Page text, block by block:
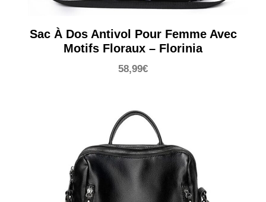
Sac À Dos Antivol Pour Femme Avec
Motifs Floraux – Florinia
58,99€